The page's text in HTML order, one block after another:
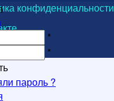
конфиденциальности
*
*
пароль ?